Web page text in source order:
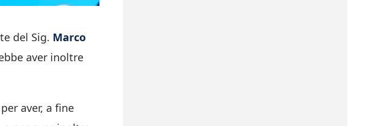
del Sig. Marco
aver inoltre
aver, a fine